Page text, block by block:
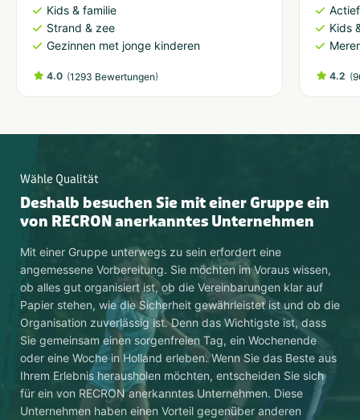
Kids & familie
Strand & zee
Gezinnen met jonge kinderen
4.0 (1293 Bewertungen)
Kids
4.2 (
Wähle Qualität
Deshalb besuchen Sie mit einer Gruppe ein
von RECRON anerkanntes Unternehmen
Mit einer Gruppe unterwegs zu sein erfordert eine
angemessene Vorbereitung. Sie möchten im Voraus wissen,
ob alles gut organisiert ist, ob die Vereinbarungen klar auf
Papier stehen, wie die Sicherheit gewährleistet ist und ob die
Organisation zuverlässig ist. Denn das Wichtigste ist, dass
Sie gemeinsam einen sorgenfreien Tag, ein Wochenende
oder eine Woche in Holland erleben. Wenn Sie das Beste aus
Ihrem Erlebnis herausholen möchten, entscheiden Sie sich
für ein von RECRON anerkanntes Unternehmen. Diese
Unternehmen haben einen Vorteil gegenüber anderen